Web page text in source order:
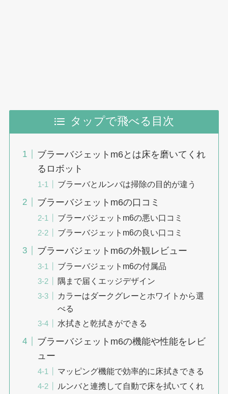
タップで飛べる目次
ブラーバジェットm6とは床を磨いてくれ
るロボット
ブラーバとルンバは掃除の目的が違う
ブラーバジェットm6の口コミ
ブラーバジェットm6の悪い口コミ
ブラーバジェットm6の良い口コミ
ブラーバジェットm6の外観レビュー
ブラーバジェットm6の付属品
隅まで届くエッジデザイン
カラーはダークグレーとホワイトから選
べる
水拭きと乾拭きができる
ブラーバジェットm6の機能や性能をレビ
ュー
マッピング機能で効率的に床拭きできる
ルンバと連携して自動で床を拭いてくれ